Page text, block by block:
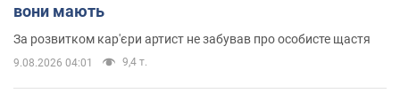
вони мають
За розвитком кар'єри артист не забував про особисте щастя
9.08.2026 04:01 9,4 т.